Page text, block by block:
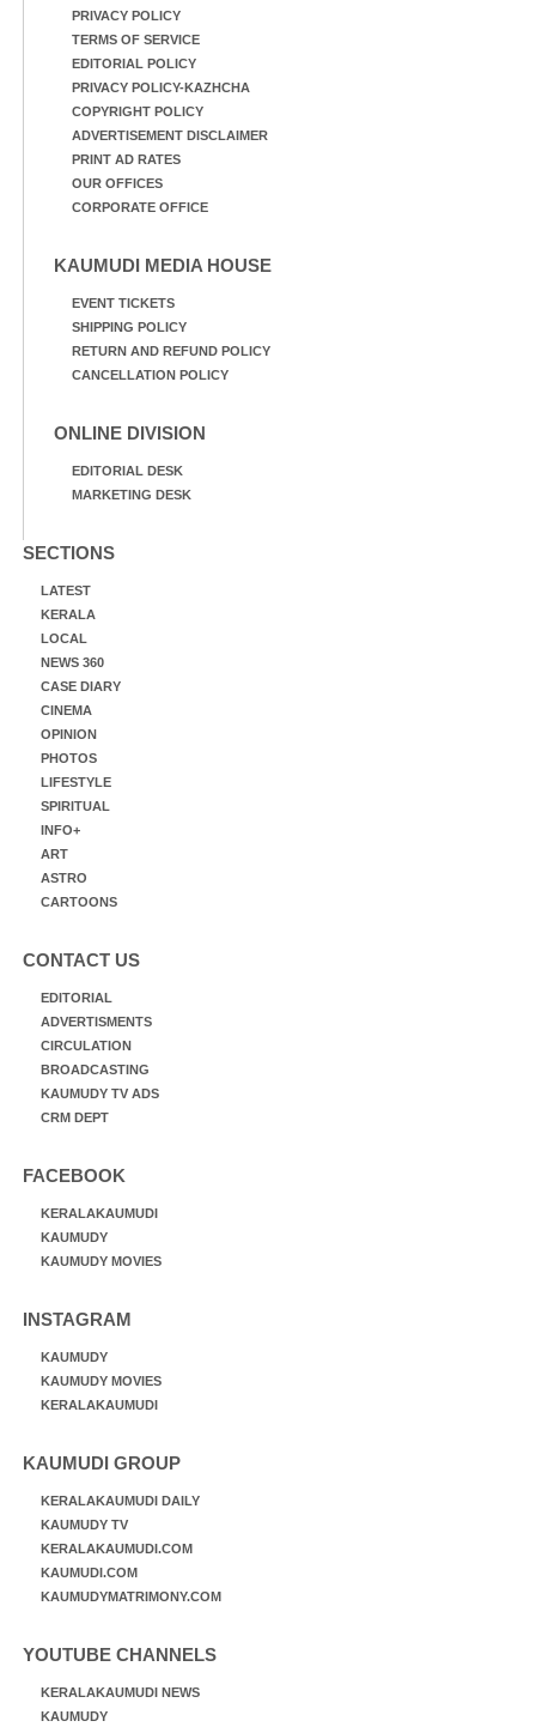
PRIVACY POLICY
TERMS OF SERVICE
EDITORIAL POLICY
PRIVACY POLICY-KAZHCHA
COPYRIGHT POLICY
ADVERTISEMENT DISCLAIMER
PRINT AD RATES
OUR OFFICES
CORPORATE OFFICE
KAUMUDI MEDIA HOUSE
EVENT TICKETS
SHIPPING POLICY
RETURN AND REFUND POLICY
CANCELLATION POLICY
ONLINE DIVISION
EDITORIAL DESK
MARKETING DESK
SECTIONS
LATEST
KERALA
LOCAL
NEWS 360
CASE DIARY
CINEMA
OPINION
PHOTOS
LIFESTYLE
SPIRITUAL
INFO+
ART
ASTRO
CARTOONS
CONTACT US
EDITORIAL
ADVERTISMENTS
CIRCULATION
BROADCASTING
KAUMUDY TV ADS
CRM DEPT
FACEBOOK
KERALAKAUMUDI
KAUMUDY
KAUMUDY MOVIES
INSTAGRAM
KAUMUDY
KAUMUDY MOVIES
KERALAKAUMUDI
KAUMUDI GROUP
KERALAKAUMUDI DAILY
KAUMUDY TV
KERALAKAUMUDI.COM
KAUMUDI.COM
KAUMUDYMATRIMONY.COM
YOUTUBE CHANNELS
KERALAKAUMUDI NEWS
KAUMUDY